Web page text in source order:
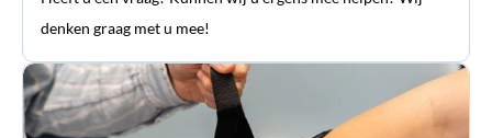
denken graag met u mee!